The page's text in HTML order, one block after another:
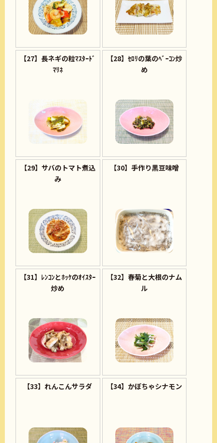
【27】長ネギの粒ﾏｽﾀｰﾄﾞ
ﾏﾘﾈ
【28】ｾﾛﾘの葉のﾍﾞｰｺﾝ炒
め
【29】サバのトマト煮込
み
【30】手作り黒豆味噌
【31】ﾚﾝｺﾝとﾎｯｹのｵｲｽﾀｰ
炒め
【32】春菊と大根のナム
ル
【33】れんこんサラダ 【34】かぼちゃシナモン